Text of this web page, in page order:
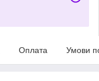
Оплата Умови